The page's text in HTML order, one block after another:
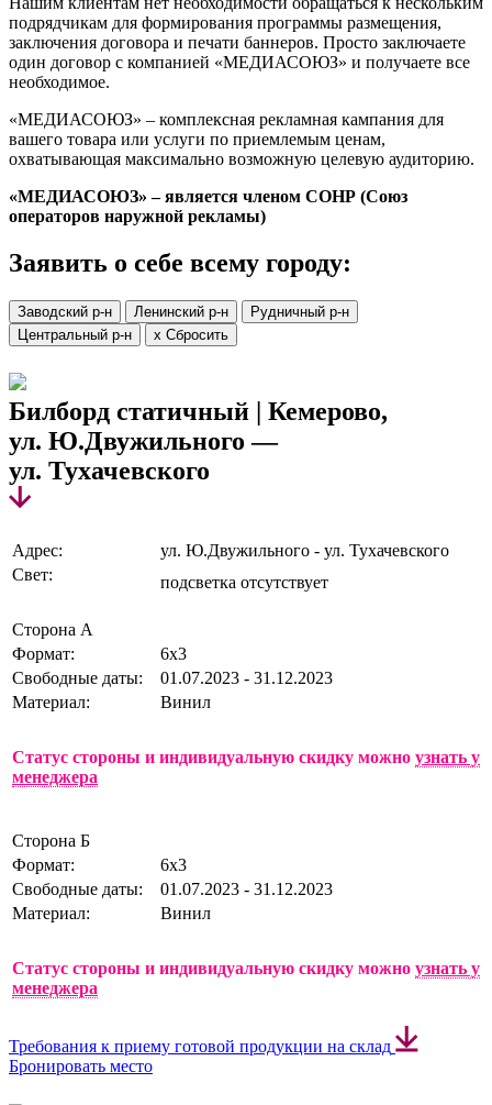
подрядчикам для формирования программы размещения,
заключения договора и печати баннеров. Просто заключаете
один договор с компанией «МЕДИАСОЮЗ» и получаете все
необходимое.
«МЕДИАСОЮЗ» – комплексная рекламная кампания для
вашего товара или услуги по приемлемым ценам,
охватывающая максимально возможную целевую аудиторию.
«МЕДИАСОЮЗ» – является членом СОНР (Cоюз
операторов наружной рекламы)
Заявить о себе всему городу:
Заводский р-н Ленинский р-н
Рудничный р-н
Центральный р-н
x Сбросить
Билборд статичный | Кемерово,
ул. Ю.Двужильного —
ул. Тухачевского
Адрес:
ул. Ю.Двужильного - ул. Тухачевского
Свет:
подсветка отсутствует
Сторона А
Формат:
6х3
Свободные даты:
01.07.2023 - 31.12.2023
Материал:
Винил
Статус стороны и индивидуальную скидку можно узнать у
менеджера
Сторона Б
Формат:
6х3
Свободные даты:
01.07.2023 - 31.12.2023
Материал:
Винил
Статус стороны и индивидуальную скидку можно узнать у
менеджера
Требования к приему готовой продукции на склад
Бронировать место